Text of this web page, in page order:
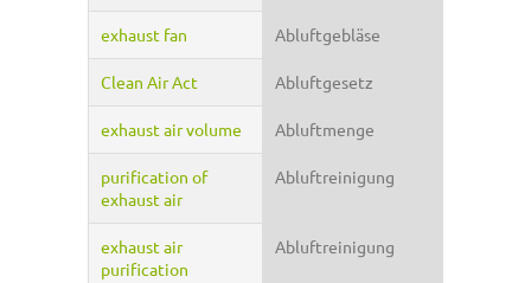
exhaust fan Abluftgebläse
Clean Air Act Abluftgesetz
exhaust air volume Abluftmenge
purification of
exhaust air
Abluftreinigung
exhaust air
purification
Abluftreinigung